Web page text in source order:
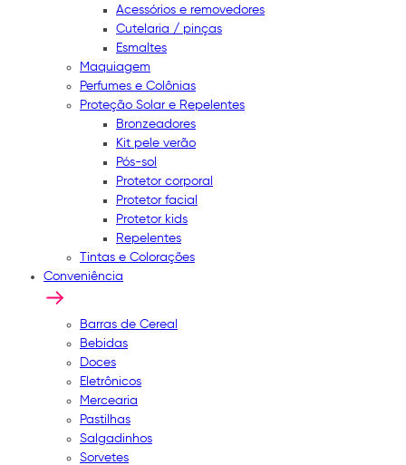
Acessórios e removedores
Cutelaria / pinças
Esmaltes
Maquiagem
Perfumes e Colônias
Proteção Solar e Repelentes
Bronzeadores
Kit pele verão
Pós-sol
Protetor corporal
Protetor facial
Protetor kids
Repelentes
Tintas e Colorações
Conveniência
Barras de Cereal
Bebidas
Doces
Eletrônicos
Mercearia
Pastilhas
Salgadinhos
Sorvetes